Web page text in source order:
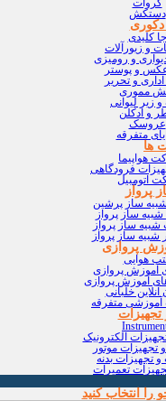
کروات
دستکش
دکوری
جا کلیدی
و زیورآلات
و رومیزی
عکس و پوستر
اداری و تحریر
مموری
زیر لیوانی
و ادکلن
عروسک
متفرقه
ها
هواپیما
فرودگاهی
اتومبیل
پرواز
شبیه ساز پرشین
ساز پرواز
شبیه ساز پرواز
شبیه ساز پرواز
پروازی
هوایی
آموزش پروازی
آموزش پروازی
آنلاین خلبانی
آموزشی متفرقه
الکترونیک
تجهیزات موتور
تجهیزات بدنه
تعمیرات
را انتخاب کنید